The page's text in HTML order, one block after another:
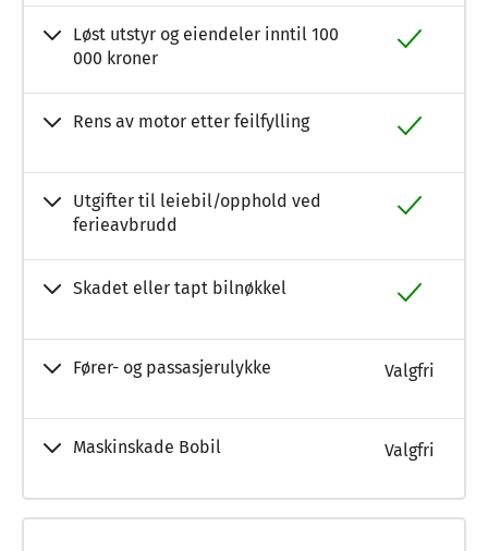
Løst utstyr og eiendeler inntil 100
000 kroner
Rens av motor etter feilfylling
Utgifter til leiebil/opphold ved
ferieavbrudd
Skadet eller tapt bilnøkkel
Fører- og passasjerulykke Valgfri
Maskinskade Bobil Valgfri